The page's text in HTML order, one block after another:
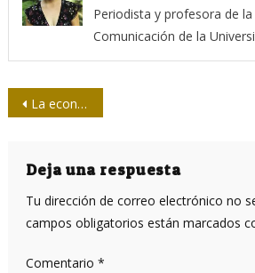
Periodista y profesora de
Comunicación de la
Navegación
entradas
La economía: tema permanente en el periodismo
Deja una respuesta
Tu dirección de correo electrónico no
campos obligatorios están marcados
Comentario *